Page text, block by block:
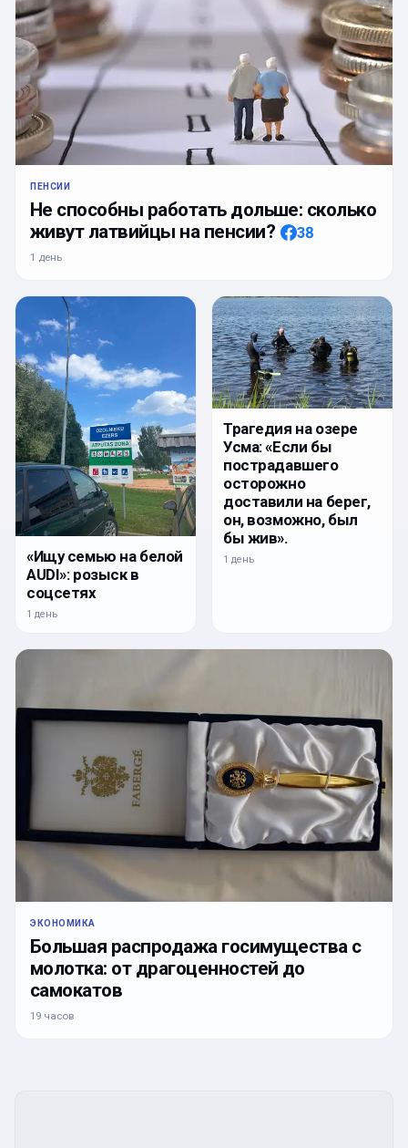
ПЕНСИИ
Не способны работать дольше: сколько
живут латвийцы на пенсии?
38
1 день
«Ищу семью на белой
AUDI»: розыск в
соцсетях
1 день
Трагедия на озере
Усма: «Если бы
пострадавшего
осторожно
доставили на берег,
он, возможно, был
бы жив».
1 день
ЭКОНОМИКА
Большая распродажа госимущества с
молотка: от драгоценностей до
самокатов
19 часов